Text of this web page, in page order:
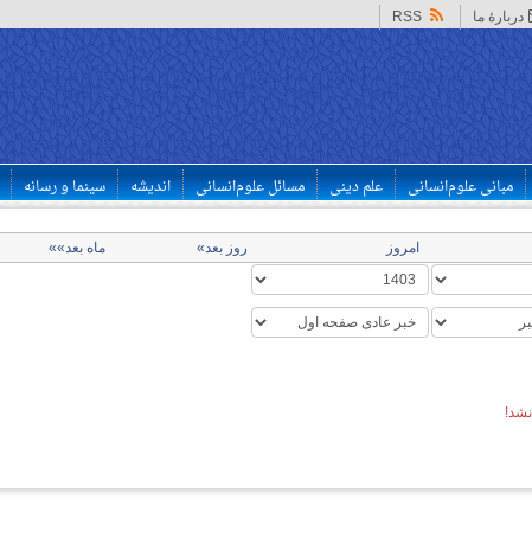
دربارهٔ ما RSS
مبانی علوم‌انسانی علم دینی مسائل علوم‌انسانی اندیشه سینما و رسانه
امروز روز بعد» ماه بعد»»